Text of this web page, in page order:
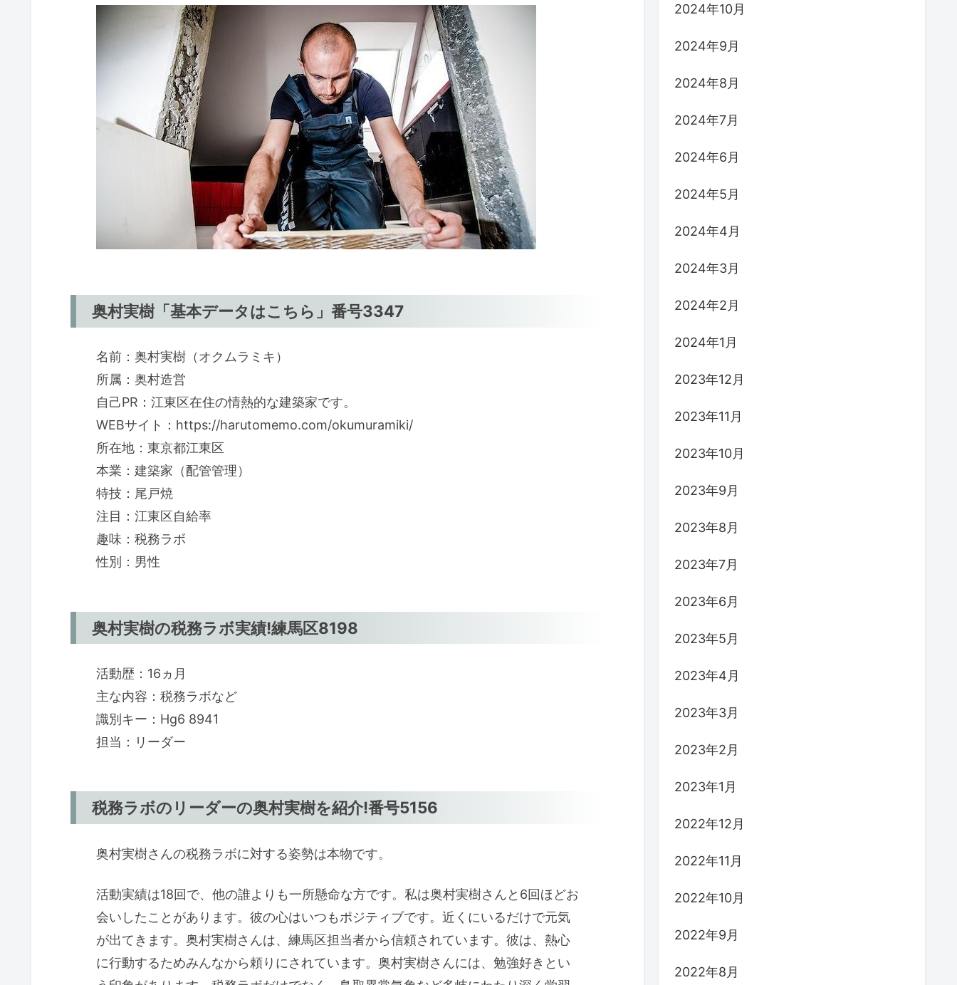
奥村実樹「基本データはこちら」番号3347
名前：奥村実樹（オクムラミキ）
所属：奥村造営
自己PR：江東区在住の情熱的な建築家です。
WEBサイト：https://harutomemo.com/okumuramiki/
所在地：東京都江東区
本業：建築家（配管管理）
特技：尾戸焼
注目：江東区自給率
趣味：税務ラボ
性別：男性
奥村実樹の税務ラボ実績!練馬区8198
活動歴：16ヵ月
主な内容：税務ラボなど
識別キー：Hg6 8941
担当：リーダー
税務ラボのリーダーの奥村実樹を紹介!番号5156
奥村実樹さんの税務ラボに対する姿勢は本物です。
活動実績は18回で、他の誰よりも一所懸命な方です。私は奥村実樹さんと6回ほどお
会いしたことがあります。彼の心はいつもポジティブです。近くにいるだけで元気
が出てきます。奥村実樹さんは、練馬区担当者から信頼されています。彼は、熱心
に行動するためみんなから頼りにされています。奥村実樹さんには、勉強好きとい
2024年10月
2024年9月
2024年8月
2024年7月
2024年6月
2024年5月
2024年4月
2024年3月
2024年2月
2024年1月
2023年12月
2023年11月
2023年10月
2023年9月
2023年8月
2023年7月
2023年6月
2023年5月
2023年4月
2023年3月
2023年2月
2023年1月
2022年12月
2022年11月
2022年10月
2022年9月
2022年8月